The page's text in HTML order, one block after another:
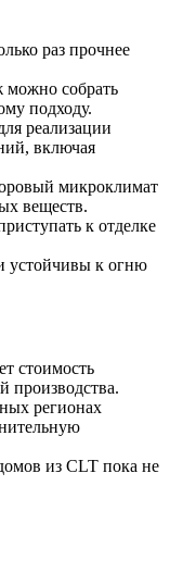
раз прочнее
можно собрать
подходу.
реализации
включая
микроклимат
веществ.
к отделке
устойчивы к огню
стоимость
производства.
регионах
из CLT пока не